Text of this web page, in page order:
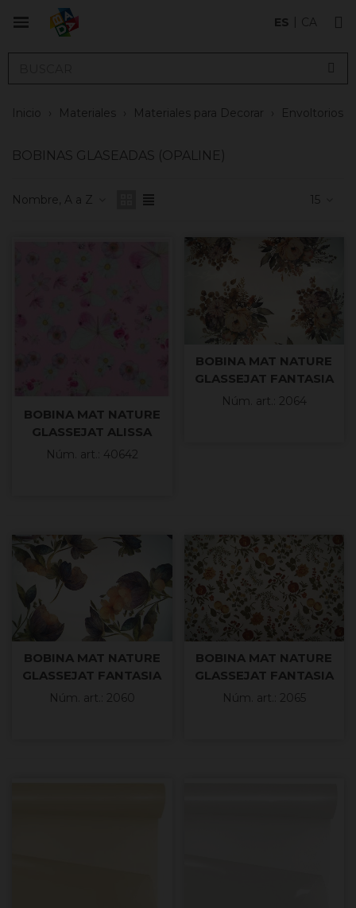
ES CA
Inicio Materiales Materiales para Decorar Envoltorios
BOBINAS GLASEADAS (OPALINE)
Nombre, A a Z 15
BOBINA MAT NATURE
GLASSEJAT ALISSA
ROSA 70x50mt
Núm. art.: 40642
BOBINA MAT NATURE
GLASSEJAT FANTASIA
DECO 70x50mt
Núm. art.: 2064
BOBINA MAT NATURE
GLASSEJAT FANTASIA
GIO 70x50mt
Núm. art.: 2060
BOBINA MAT NATURE
GLASSEJAT FANTASIA
STILL 70x50mt
Núm. art.: 2065